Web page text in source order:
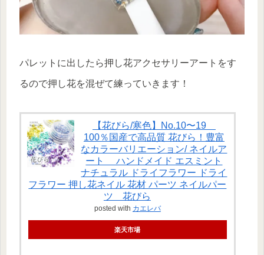
パレットに出したら押し花アクセサリーアートをす
るので押し花を混ぜて練っていきます！
【花びら/寒色】No.10〜19
100％国産で高品質 花びら！豊富
なカラーバリエーション/ ネイルア
ート ハンドメイド エスミント
ナチュラル ドライフラワー ドライ
フラワー 押し花ネイル 花材 パーツ ネイルパー
ツ 花びら
posted with カエレバ
楽天市場